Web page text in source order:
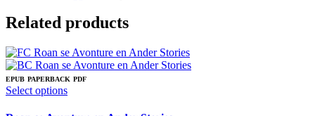
Related products
EPUB PAPERBACK PDF
Select optionsThis